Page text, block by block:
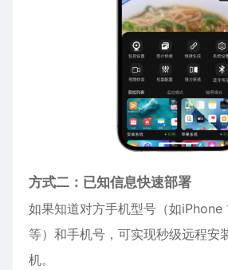
方式二：已知信息快速部署
如果知道对方手机型号（如iPhone
等）和手机号，可实现秒级远程安
机。